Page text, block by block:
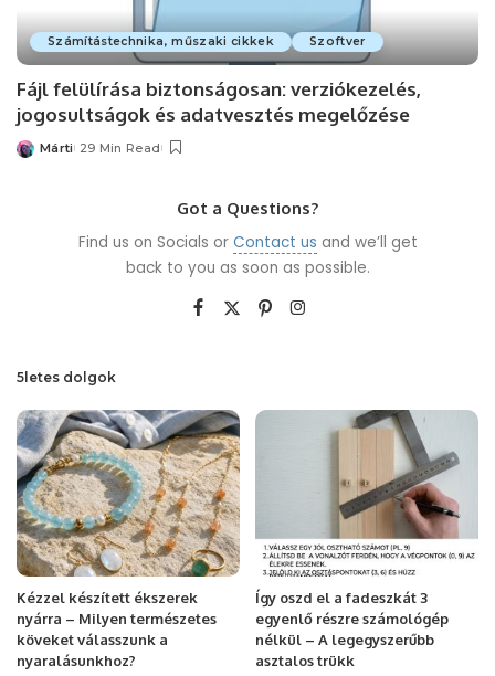
Számítástechnika, műszaki cikkek Szoftver
Fájl felülírása biztonságosan: verziókezelés,
jogosultságok és adatvesztés megelőzése
Posted
Márti 29 Min Read
Got a Questions?
Find us on Socials or Contact us and we’ll get
back to you as soon as possible.
5letes dolgok
Kézzel készített ékszerek
nyárra – Milyen természetes
köveket válasszunk a
nyaralásunkhoz?
Így oszd el a fadeszkát 3
egyenlő részre számológép
nélkül – A legegyszerűbb
asztalos trükk